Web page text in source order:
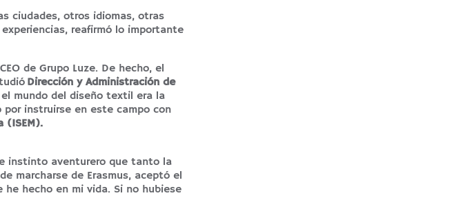
ciudades, otros idiomas, otras
reafirmó lo importante
de Grupo Luze. De hecho, el
Dirección y Administración de
mundo del diseño textil era la
instruirse en este campo con
(ISEM).
instinto aventurero que tanto la
marcharse de Erasmus, aceptó el
hecho en mi vida. Si no hubiese